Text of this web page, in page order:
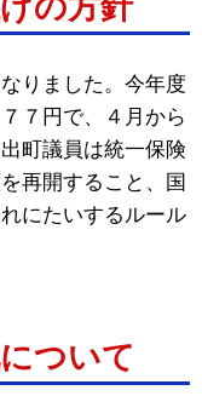
の方針
りました。今年度
７円で、４月から
町議員は統一保険
再開すること、国
にたいするルール
ついて